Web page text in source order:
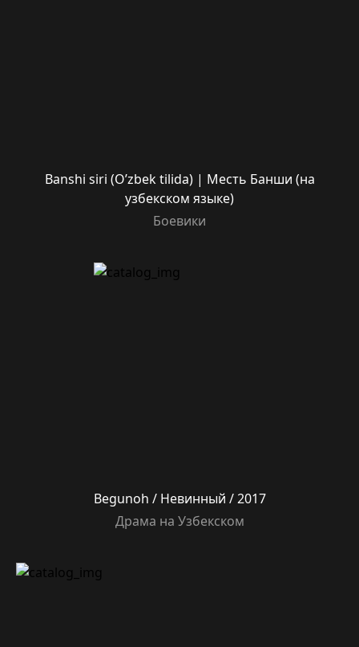
Banshi siri (O’zbek tilida) | Месть Банши (на
узбекском языке)
Боевики
Begunoh / Невинный / 2017
Драма на Узбекском